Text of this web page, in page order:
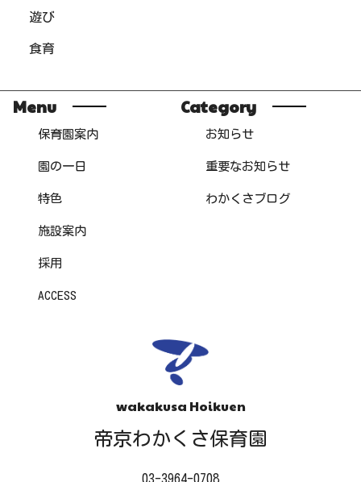
遊び
食育
Menu
保育園案内
園の一日
特色
施設案内
採用
ACCESS
Category
お知らせ
重要なお知らせ
わかくさブログ
wakakusa Hoikuen
帝京わかくさ保育園
03-3964-0708